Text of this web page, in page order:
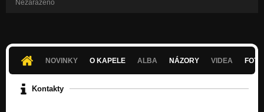
Nezařazeno
NOVINKY O KAPELE ALBA NÁZORY VIDEA
Kontakty